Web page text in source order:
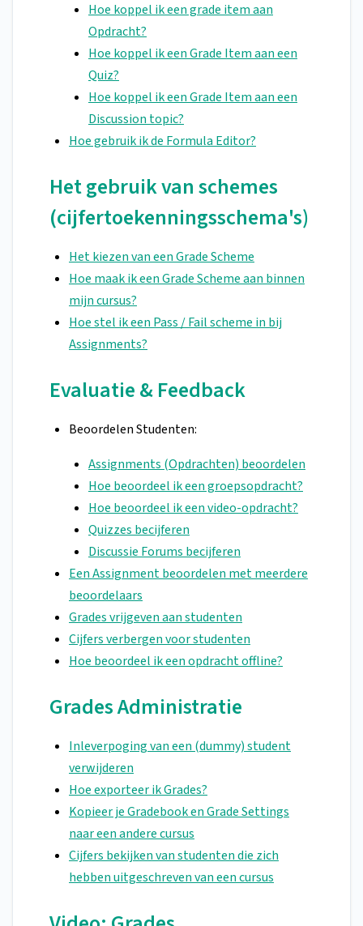
Hoe koppel ik een grade item aan
Opdracht?
Hoe koppel ik een Grade Item aan een
Quiz?
Hoe koppel ik een Grade Item aan een
Discussion topic?
Hoe gebruik ik de Formula Editor?
Het gebruik van schemes
(cijfertoekenningsschema's)
Het kiezen van een Grade Scheme
Hoe maak ik een Grade Scheme aan binnen
mijn cursus?
Hoe stel ik een Pass / Fail scheme in bij
Assignments?
Evaluatie & Feedback
Beoordelen Studenten:
Assignments (Opdrachten) beoordelen
Hoe beoordeel ik een groepsopdracht?
Hoe beoordeel ik een video-opdracht?
Quizzes becijferen
Discussie Forums becijferen
Een Assignment beoordelen met meerdere
beoordelaars
Grades vrijgeven aan studenten
Cijfers verbergen voor studenten
Hoe beoordeel ik een opdracht offline?
Grades Administratie
Inleverpoging van een (dummy) student
verwijderen
Hoe exporteer ik Grades?
Kopieer je Gradebook en Grade Settings
naar een andere cursus
Cijfers bekijken van studenten die zich
hebben uitgeschreven van een cursus